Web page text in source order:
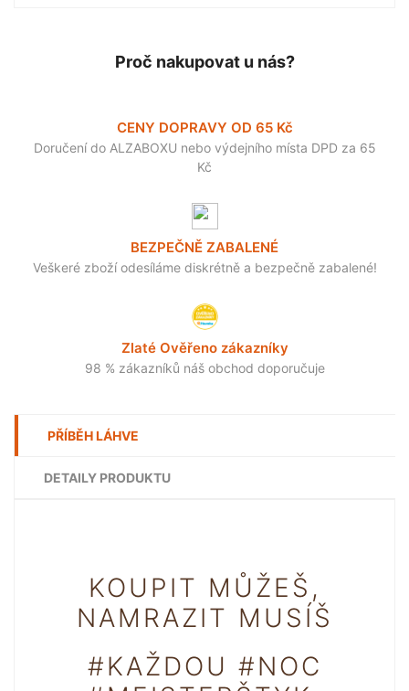
Proč nakupovat u nás?
CENY DOPRAVY OD 65 Kč
Doručení do ALZABOXU nebo výdejního místa DPD za 65
Kč
BEZPEČNĚ ZABALENÉ
Veškeré zboží odesíláme diskrétně a bezpečně zabalené!
Zlaté Ověřeno zákazníky
98 % zákazníků náš obchod doporučuje
PŘÍBĚH LÁHVE
DETAILY PRODUKTU
KOUPIT MŮŽEŠ,
NAMRAZIT MUSÍŠ
#KAŽDOU #NOC